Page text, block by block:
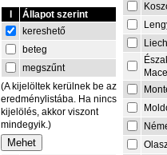
I
Állapot szerint
kereshető
beteg
megszűnt
(A kijelöltek kerülnek be az
eredménylistába. Ha nincs
kijelölés, akkor viszont
mindegyik.)